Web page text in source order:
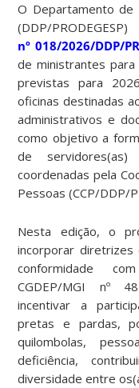
O Departamento de
(DDP/
nº 018/2026/DDP/
de ministrantes
previstas para
oficinas destinadas
administrativos e
como objetivo a
de
coordenadas pela
Pessoas (CCP/DDP/
Nesta edição, o
incorporar diretrizes
conformidade
CGDEP/MGI nº
incentivar a
pretas e pardas,
quilombolas,
deficiência,
diversidade entre